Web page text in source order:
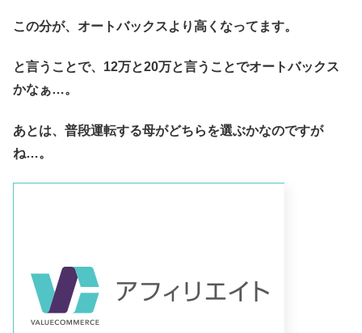
この分が、オートバックスより高くなってます。
と言うことで、12万と20万と言うことでオートバックス
かなぁ…。
あとは、普段運転する母がどちらを選ぶかなのですが
ね…。